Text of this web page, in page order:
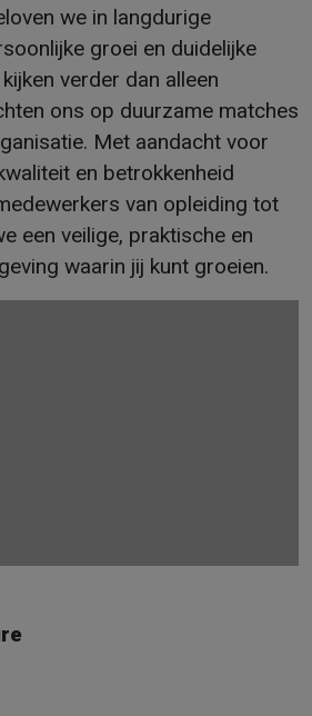
we in langdurige
groei en duidelijke
verder dan alleen
ons op duurzame matches
Met aandacht voor
en betrokkenheid
van opleiding tot
een veilige, praktische en
waarin jij kunt groeien.